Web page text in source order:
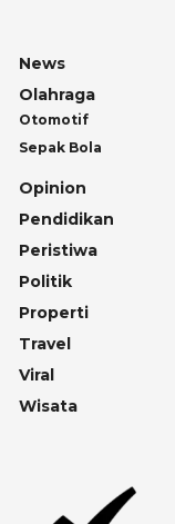
News
Olahraga
Otomotif
Sepak Bola
Opinion
Pendidikan
Peristiwa
Politik
Properti
Travel
Viral
Wisata